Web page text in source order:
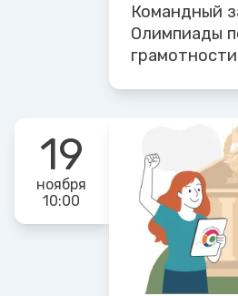
Командный
Олимпиады
19
ноября
10:00